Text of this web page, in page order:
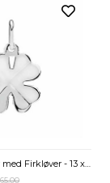
Vedhæng i Sølv med Firkløver - 13 x 13 mm